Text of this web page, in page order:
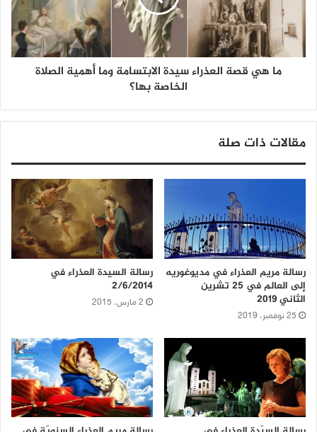
ما هي قصة العذراء سيدة الابتسامة وما أهمية الصلاة
الخاصة بها؟
مقالات ذات صلة
رسالة مريم العذراء في مديوغوريه
إلى العالم في 25 تشرين
الثاني 2019
25 نوفمبر، 2019
رسالة السيدة العذراء في
2/6/2014
2 مارس، 2015